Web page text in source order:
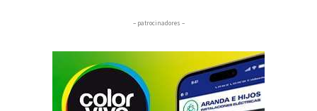
– patrocinadores –